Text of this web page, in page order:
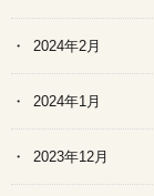
2024年2月
2024年1月
2023年12月